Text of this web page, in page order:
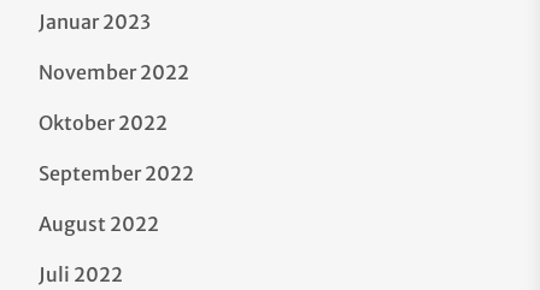
Januar 2023
November 2022
Oktober 2022
September 2022
August 2022
Juli 2022